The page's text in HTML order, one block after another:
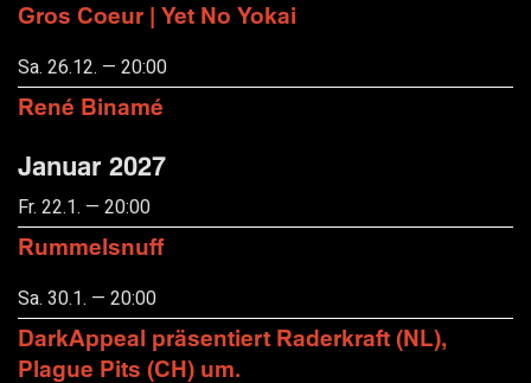
Gros Coeur | Yet No Yokai
Sa. 26.12. — 20:00
René Binamé
Januar 2027
Fr. 22.1. — 20:00
Rummelsnuff
Sa. 30.1. — 20:00
DarkAppeal präsentiert Raderkraft (NL),
Plague Pits (CH) um.